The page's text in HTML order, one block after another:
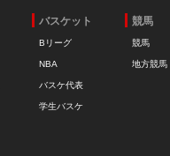
バスケット
Bリーグ
NBA
バスケ代表
学生バスケ
競馬
競馬
地方競馬